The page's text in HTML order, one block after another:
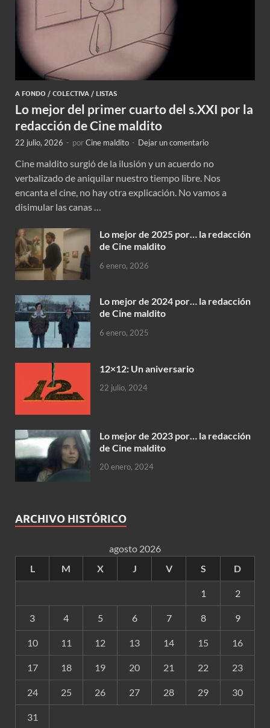
A FONDO / COLECTIVA / LISTAS
Lo mejor del primer cuarto del s.XXI por la
redacción de Cine maldito
22 julio, 2026 - porCine maldito - Dejar un comentario
Cine maldito surgió de la ilusión y un acuerdo no
verbalizado de aniquilar nuestro tiempo libre. Nos
encanta el cine, no hay otra explicación. No vamos a
disimular las canas …
Lo mejor de 2025 por… la redacción
de Cine maldito
6 enero, 2026
Lo mejor de 2024 por… la redacción
de Cine maldito
6 enero, 2025
12×12: Un aniversario
22 julio, 2024
Lo mejor de 2023 por… la redacción
de Cine maldito
20 enero, 2024
ARCHIVO HISTÓRICO
agosto 2026
L
M X J V S D
1 2
3 4 5 6 7 8 9
10 11 12 13 14 15 16
17 18 19 20 21 22 23
24 25 26 27 28 29 30
31